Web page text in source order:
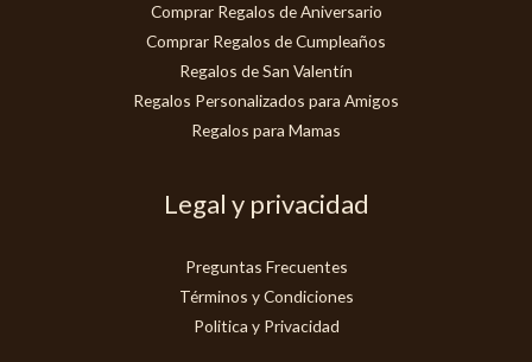
Comprar Regalos de Aniversario
Comprar Regalos de Cumpleaños
Regalos de San Valentín
Regalos Personalizados para Amigos
Regalos para Mamas
Legal y privacidad
Preguntas Frecuentes
Términos y Condiciones
Politica y Privacidad